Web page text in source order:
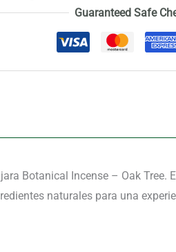
Guaranteed Safe
Botanical Incense – Oak Tree.
naturales para una